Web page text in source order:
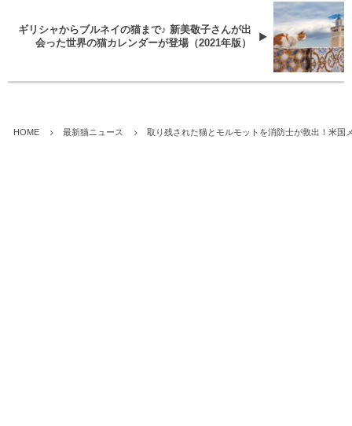
ギリシャからブルネイの猫まで♪ 新美敬子さんが出
会った世界の猫カレンダーが登場（2021年版）
HOME 最新猫ニュース 取り残された猫とモルモットを消防士が救出！米国